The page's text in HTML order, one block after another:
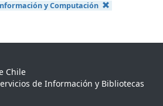
y Computación
Chile
de Información y Bibliotecas